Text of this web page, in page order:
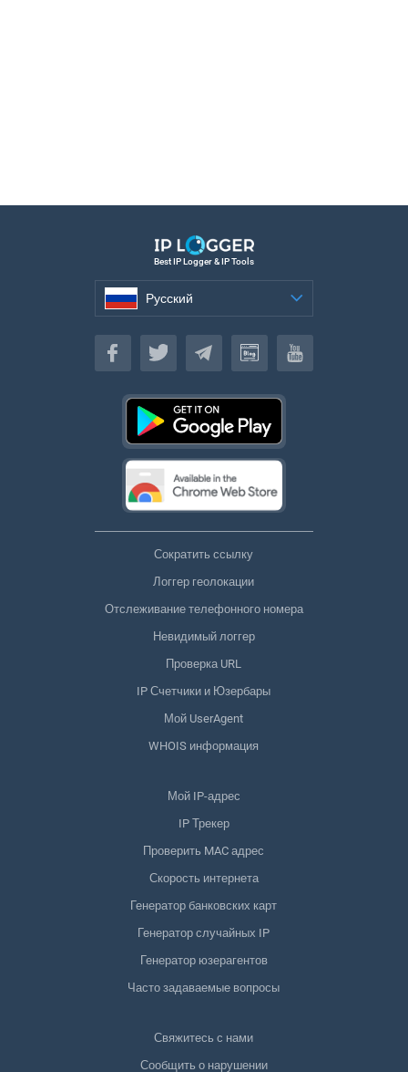
Best IP Logger & IP Tools
Русский
Русский
Сократить ссылку
Логгер геолокации
Отслеживание телефонного номера
Невидимый логгер
Проверка URL
IP Счетчики и Юзербары
Мой UserAgent
WHOIS информация
Мой IP-адрес
IP Трекер
Проверить MAC адрес
Скорость интернета
Генератор банковских карт
Генератор случайных IP
Генератор юзерагентов
Часто задаваемые вопросы
Свяжитесь с нами
Сообщить о нарушении